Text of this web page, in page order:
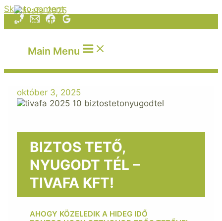
Skip to content
Main Menu
október 3, 2025
BIZTOS TETŐ,
NYUGODT TÉL –
TIVAFA KFT!
AHOGY KÖZELEDIK A HIDEG IDŐ